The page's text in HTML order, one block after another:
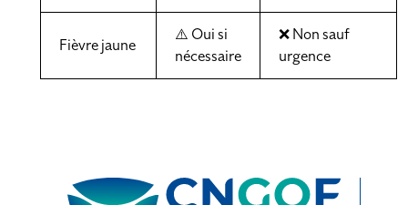
Fièvre jaune
⚠️ Oui si
nécessaire
❌ Non sauf
urgence